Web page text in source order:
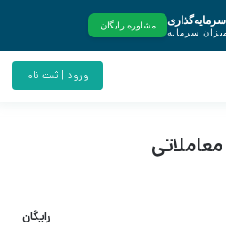
ورود | ثبت نام
رایگان